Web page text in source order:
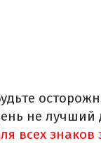
не лучший
всех знаков